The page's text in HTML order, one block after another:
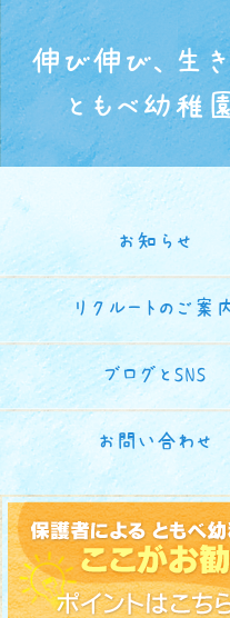
伸び伸び、生き
ともべ幼稚
お知らせ
リクルートのご案
ブログとSNS
お問い合わせ